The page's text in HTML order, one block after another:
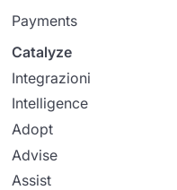
Payments
Catalyze
Integrazioni
Intelligence
Adopt
Advise
Assist